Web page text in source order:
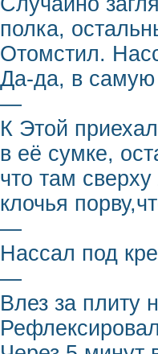
полка,
Отомстил.
Да-да, в самую
—
К Этой
в её сумке,
что там
клочья
—
Нассал под
—
Влез за плиту